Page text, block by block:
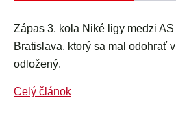
Zápas 3. kola Niké ligy medzi
Bratislava, ktorý sa mal odohrať
odložený.
Celý článok